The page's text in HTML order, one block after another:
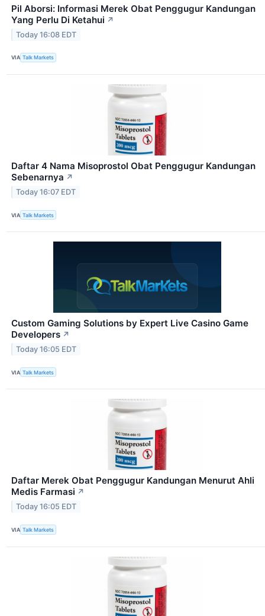
Pil Aborsi: Informasi Merek Obat Penggugur Kandungan
Yang Perlu Di Ketahui ↗
Today 16:08 EDT
VIA Talk Markets
Daftar 4 Nama Misoprostol Obat Penggugur Kandungan
Sebenarnya ↗
Today 16:07 EDT
VIA Talk Markets
Custom Gaming Solutions by Expert Live Casino Game
Developers ↗
Today 16:05 EDT
VIA Talk Markets
Daftar Merek Obat Penggugur Kandungan Menurut Ahli
Medis Farmasi ↗
Today 16:05 EDT
VIA Talk Markets